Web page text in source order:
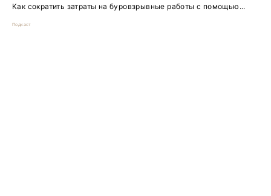
Как сократить затраты на буровзрывные работы с помощью...
Подкаст